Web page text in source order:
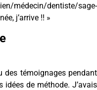
médecin/dentiste/sage-
j’arrive !! »
des témoignages pendant
idées de méthode. J’avais